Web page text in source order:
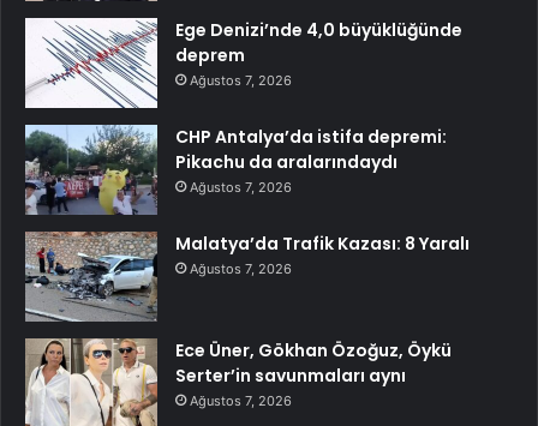
Ege Denizi’nde 4,0 büyüklüğünde
deprem
Ağustos 7, 2026
CHP Antalya’da istifa depremi:
Pikachu da aralarındaydı
Ağustos 7, 2026
Malatya’da Trafik Kazası: 8 Yaralı
Ağustos 7, 2026
Ece Üner, Gökhan Özoğuz, Öykü
Serter’in savunmaları aynı
Ağustos 7, 2026